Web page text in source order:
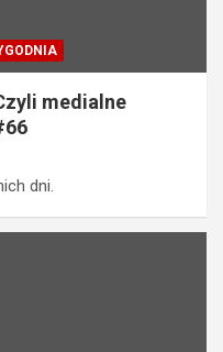
medialne
dni.